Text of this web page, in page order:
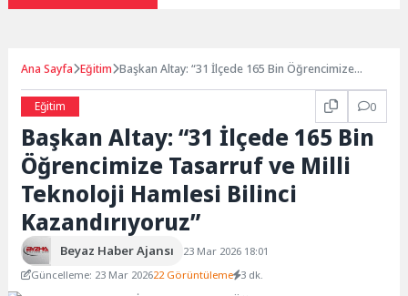
Ana Sayfa Eğitim Başkan Altay: “31 İlçede 165 Bin Öğrencimize
Eğitim 0
Başkan Altay: “31 İlçede 165 Bin
Öğrencimize Tasarruf ve Milli
Teknoloji Hamlesi Bilinci
Kazandırıyoruz”
Beyaz Haber Ajansı
23 Mar 2026 18:01
Güncelleme: 23 Mar 202622 Görüntüleme 3 dk.